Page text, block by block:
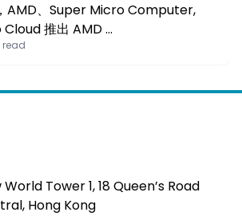
AMD、Super Micro Computer,
推出 AMD …
read
World Tower 1, 18 Queen’s Road
Hong Kong